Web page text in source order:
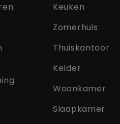
Keuken
Zomerhuis
Thuiskantoor
Kelder
Woonkamer
Slaapkamer